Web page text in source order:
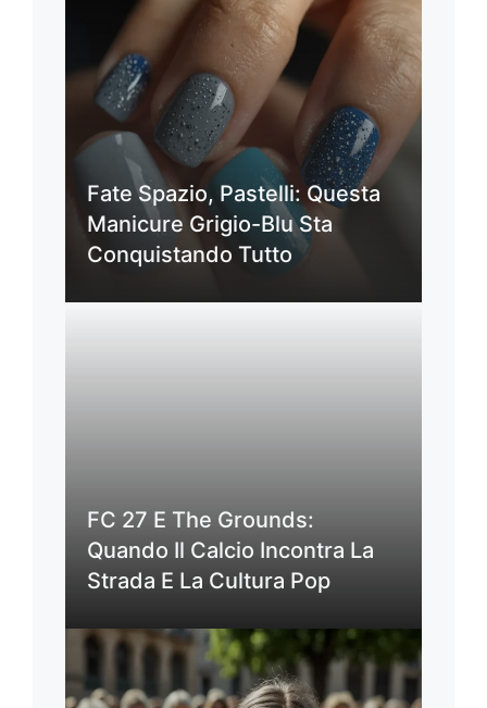
Fate Spazio, Pastelli: Questa
Manicure Grigio-Blu Sta
Conquistando Tutto
FC 27 E The Grounds:
Quando Il Calcio Incontra La
Strada E La Cultura Pop